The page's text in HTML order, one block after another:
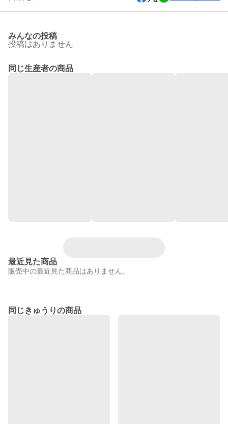
みんなの投稿
投稿はありません
同じ生産者の商品
最近見た商品
販売中の最近見た商品はありません。
同じきゅうりの商品